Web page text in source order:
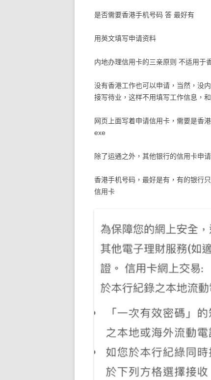
是否需要香港手机号码 答 最好有
用英文填写申请资料
内地办理信用卡的三亲原则 不适用于
没有香港工作也可以申请，当然，没
接写待业，这样不用填写工作信息，
网页上面写着申请信用卡，需要是香
exe
除了运通之外，其他银行的信用卡申
香港手机号码，最好是有，有的银行
信用卡